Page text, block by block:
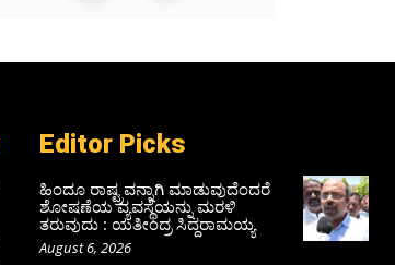
Editor Picks
ಹಿಂದೂ ರಾಷ್ಟ್ರವನ್ನಾಗಿ ಮಾಡುವುದೆಂದರೆ
ಶೋಷಣೆಯ ವ್ಯವಸ್ಥೆಯನ್ನು ಮರಳಿ
ತರುವುದು : ಯತೀಂದ್ರ ಸಿದ್ದರಾಮಯ್ಯ
August 6, 2026